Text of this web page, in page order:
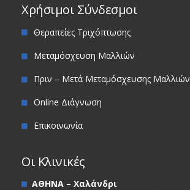
Χρήσιμοι Σύνδεσμοι
Θεραπείες Τριχόπτωσης
Μεταμόσχευση Μαλλιών
Πριν – Μετά Μεταμόσχευσης Μαλλιών
Online Διάγνωση
Επικοινωνία
Οι Κλινικές
ΑΘΗΝΑ – Χαλάνδρι